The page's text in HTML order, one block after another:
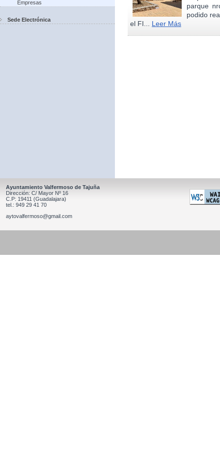
Empresas
Sede Electrónica
parque
podido
el FI... Leer Más
Ayuntamiento Valfermoso de Tajuña
Dirección: C/ Mayor Nº 16
C.P: 19411 (Guadalajara)
tel.: 949 29 41 70
aytovalfermoso@gmail.com